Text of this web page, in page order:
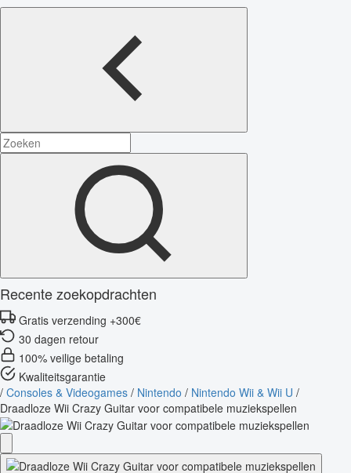
Recente zoekopdrachten
Gratis verzending +300€
30 dagen retour
100% veilige betaling
Kwaliteitsgarantie
/ Consoles & Videogames / Nintendo / Nintendo Wii & Wii U /
Draadloze Wii Crazy Guitar voor compatibele muziekspellen